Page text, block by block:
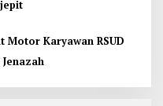
Motor Karyawan RSUD